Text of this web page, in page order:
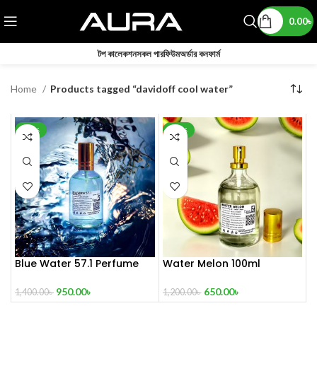
0.00৳
টপ কালেকশনসকল পারফিউমঅর্ডার কনফার্ম
Home Products tagged “davidoff cool water”
-32%
Blue Water 57.1 Perfume
1,400.00৳ 950.00৳
-46%
Water Melon 100ml
1,200.00৳ 650.00৳